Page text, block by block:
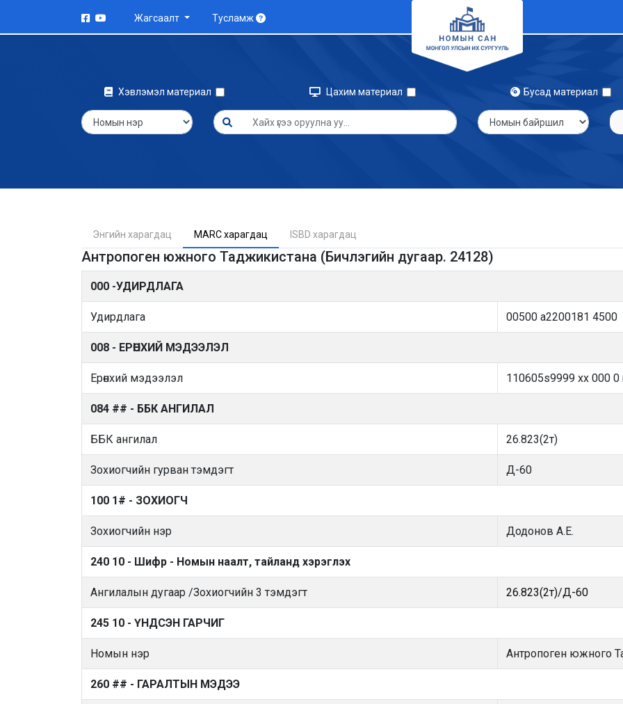
Жагсаалт Тусламж
Хэвлэмэл материал Цахим материал Бусад материал
Энгийн харагдац MARC харагдац ISBD харагдац
Антропоген южного Таджикистана (Бичлэгийн дугаар. 24128)
000 -УДИРДЛАГА
Удирдлага 00500 a2200181 4500
008 - ЕРӨНХИЙ МЭДЭЭЛЭЛ
Ерөнхий мэдээлэл 110605s9999 xx 000 0
084 ## - ББК АНГИЛАЛ
ББК ангилал 26.823(2т)
Зохиогчийн гурван тэмдэгт Д-60
100 1# - ЗОХИОГЧ
Зохиогчийн нэр Додонов А.Е.
240 10 - Шифр - Номын наалт, тайланд хэрэглэх
Ангилалын дугаар /Зохиогчийн 3 тэмдэгт 26.823(2т)/Д-60
245 10 - ҮНДСЭН ГАРЧИГ
Номын нэр Антропоген южного
260 ## - ГАРАЛТЫН МЭДЭЭ